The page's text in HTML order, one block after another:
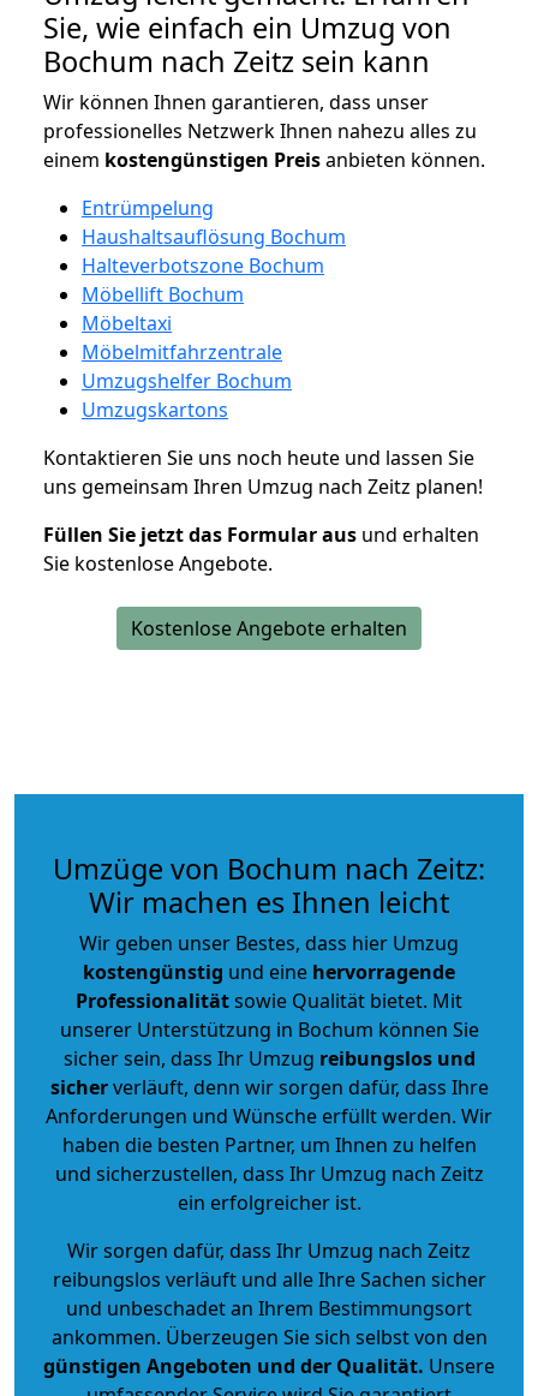
Sie, wie einfach ein Umzug von
Bochum nach Zeitz sein kann
Wir können Ihnen garantieren, dass unser
professionelles Netzwerk Ihnen nahezu alles zu
einem kostengünstigen Preisanbieten können.
Entrümpelung
Haushaltsauflösung Bochum
Halteverbotszone Bochum
Möbellift Bochum
Möbeltaxi
Möbelmitfahrzentrale
Umzugshelfer Bochum
Umzugskartons
Kontaktieren Sie uns noch heute und lassen Sie
uns gemeinsam Ihren Umzug nach Zeitz planen!
Füllen Sie jetzt das Formular aus und erhalten
Sie kostenlose Angebote.
Kostenlose Angebote erhalten
Umzüge von Bochum nach Zeitz:
Wir machen es Ihnen leicht
Wir geben unser Bestes, dass hier Umzug
kostengünstig und eine hervorragende
Professionalitätsowie Qualität bietet. Mit
unserer Unterstützung in Bochum können Sie
sicher sein, dass Ihr Umzug reibungslos und
sicherverläuft, denn wir sorgen dafür, dass Ihre
Anforderungen und Wünsche erfüllt werden. Wir
haben die besten Partner, um Ihnen zu helfen
und sicherzustellen, dass Ihr Umzug nach Zeitz
ein erfolgreicher ist.
Wir sorgen dafür, dass Ihr Umzug nach Zeitz
reibungslos verläuft und alle Ihre Sachen sicher
und unbeschadet an Ihrem Bestimmungsort
ankommen. Überzeugen Sie sich selbst von den
günstigen Angeboten und der Qualität. Unsere